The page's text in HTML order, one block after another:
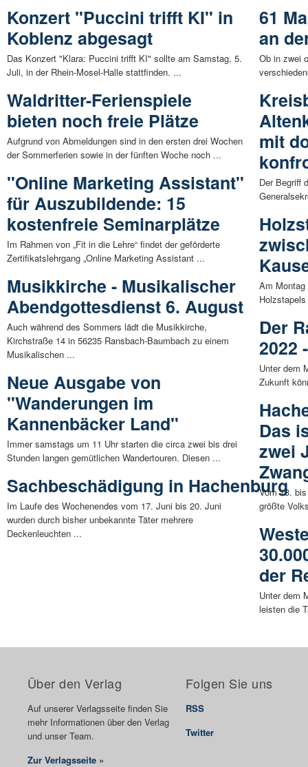
Konzert "Puccini trifft KI" in
Koblenz abgesagt
Das Konzert "Klara: Puccini trifft KI" sollte am Samstag, 5.
Juli, in der Rhein-Mosel-Halle stattfinden. ...
Waldritter-Ferienspiele
bieten noch freie Plätze
Aufgrund von Abmeldungen sind in den ersten drei Wochen
der Sommerferien sowie in der fünften Woche noch ...
"Online Marketing Assistant"
für Auszubildende: 15
kostenfreie Seminarplätze
Im Rahmen von „Fit in die Lehre“ findet der geförderte
Zertifikatslehrgang „Online Marketing Assistant ...
Musikkirche - Musikalischer
Abendgottesdienst 6. August
Auch während des Sommers lädt die Musikkirche,
Kirchstraße 14 in 56235 Ransbach-Baumbach zu einem
Musikalischen ...
Neue Ausgabe von
"Wanderungen im
Kannenbäcker Land"
Immer samstags um 11 Uhr starten die circa zwei bis drei
Stunden langen gemütlichen Wandertouren. Diesen ...
Sachbeschädigung in Hachenburg
Im Laufe des Wochenendes vom 17. Juni bis 20. Juni
wurden durch bisher unbekannte Täter mehrere
Deckenleuchten ...
61
an
Ob in zwei
mit
Der Begriff
Am
Der
2022
Unter dem
Zukunft
Das
zwei
Vom 13.
größte
der
Unter dem
leisten die
Über den Verlag
Auf unserer Verlagsseite finden Sie
mehr Informationen über den Verlag
und unser Team.
Zur Verlagsseite »
Folgen Sie uns
RSS
Twitter